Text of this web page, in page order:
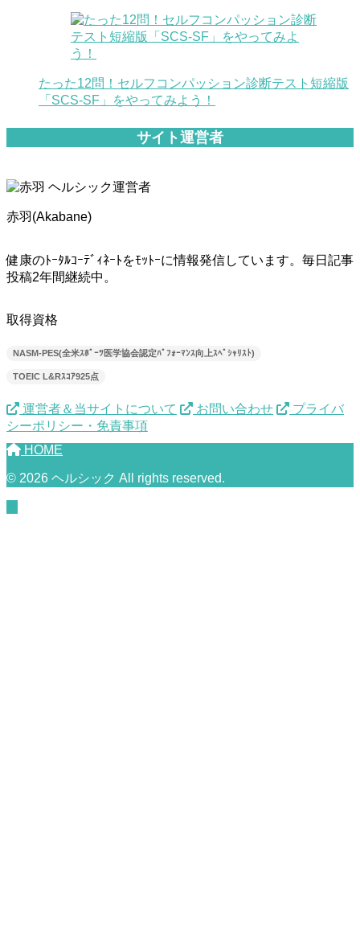
たった12問！セルフコンパッション診断テスト短縮版
「SCS-SF」をやってみよう！
サイト運営者
赤羽(Akabane)
健康のﾄｰﾀﾙｺｰﾃﾞｨﾈｰﾄをﾓｯﾄｰに情報発信しています。毎日記事
投稿2年間継続中。
取得資格
NASM-PES(全米ｽﾎﾟｰﾂ医学協会認定ﾊﾟﾌｫｰﾏﾝｽ向上ｽﾍﾟｼｬﾘｽﾄ)
TOEIC L&Rｽｺｱ925点
運営者＆当サイトについて お問い合わせ
プライバ
シーポリシー・免責事項
HOME
© 2026 ヘルシック All rights reserved.